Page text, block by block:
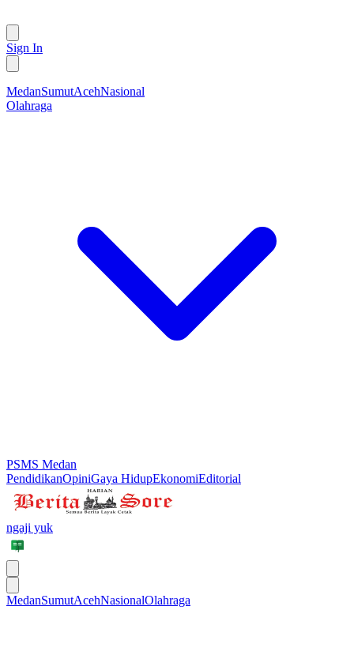
Sign In
MedanSumutAcehNasional
Olahraga
PSMS Medan
PendidikanOpiniGaya HidupEkonomiEditorial
ngaji yuk
MedanSumutAcehNasionalOlahraga